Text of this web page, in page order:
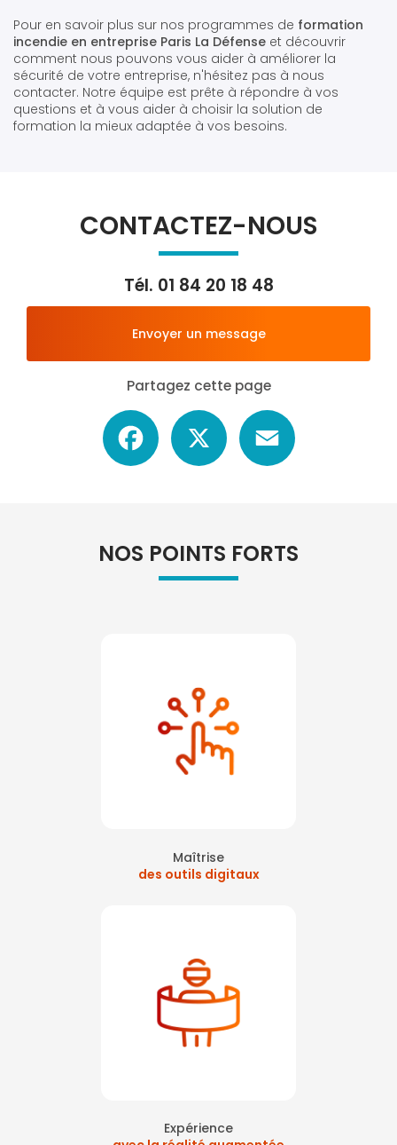
Pour en savoir plus sur nos programmes de formation
incendie en entreprise Paris La Défense et découvrir
comment nous pouvons vous aider à améliorer la
sécurité de votre entreprise, n'hésitez pas à nous
contacter. Notre équipe est prête à répondre à vos
questions et à vous aider à choisir la solution de
formation la mieux adaptée à vos besoins.
CONTACTEZ-NOUS
Tél. 01 84 20 18 48
Envoyer un message
Partagez cette page
Facebook
NOS POINTS FORTS
Maîtrise
des outils digitaux
Expérience